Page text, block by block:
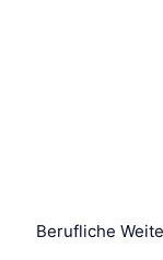
Berufliche